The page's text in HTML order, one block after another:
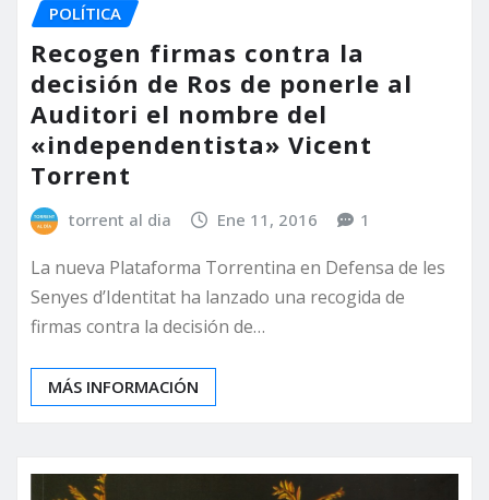
POLÍTICA
Recogen firmas contra la
decisión de Ros de ponerle al
Auditori el nombre del
«independentista» Vicent
Torrent
torrent al dia Ene 11, 2016 1
La nueva Plataforma Torrentina en Defensa de les
Senyes d’Identitat ha lanzado una recogida de
firmas contra la decisión de…
MÁS INFORMACIÓN